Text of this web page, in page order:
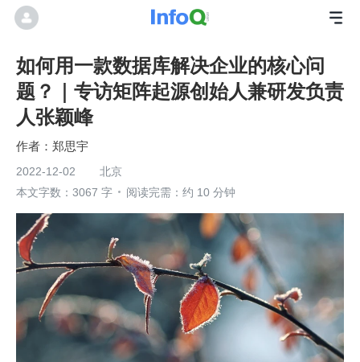
如何用一款数据库解决企业的核心问
题？｜专访矩阵起源创始人兼研发负责
人张颖峰
郑思宇
2022-12-02
北京
本文字数：3067 字
阅读完需：约 10 分钟